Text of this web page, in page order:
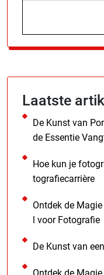
Laatste
De Kunst van
de Essentie
Hoe kun je
tografiecarrière
Ontdek de
l voor Fotografie
De Kunst van